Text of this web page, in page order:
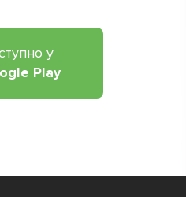
у
Play